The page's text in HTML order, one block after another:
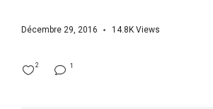
Décembre 29, 2016 14.8K Views
1
2